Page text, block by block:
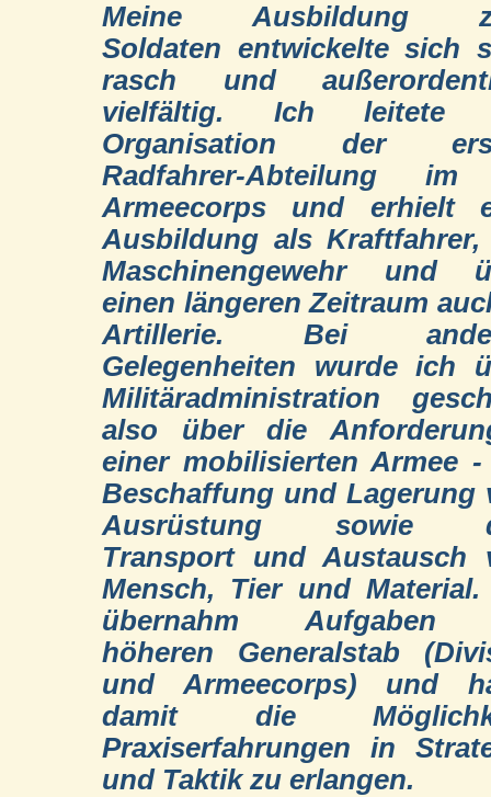
Meine Ausbildung
Soldaten entwickelte sich
rasch und
vielfältig. Ich leitete
Organisation der
Radfahrer-Abteilung im
Armeecorps und erhielt
Ausbildung als Kraftfahrer,
Maschinengewehr und
einen längeren Zeitraum
Artillerie. Bei
Gelegenheiten wurde ich
Militäradministration
also über die
einer mobilisierten Armee -
Beschaffung und Lagerung
Ausrüstung sowie
Transport und Austausch
Mensch, Tier und Material.
übernahm Aufgaben
höheren Generalstab
und Armeecorps) und
damit die
Praxiserfahrungen in
und Taktik zu erlangen.